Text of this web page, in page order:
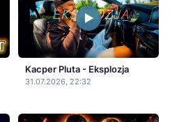
Kacper Pluta - Eksplozja
31.07.2026, 22:32